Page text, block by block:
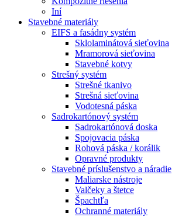
Iní
Stavebné materiály
EIFS a fasádny systém
Sklolaminátová sieťovina
Mramorová sieťovina
Stavebné kotvy
Strešný systém
Strešné tkanivo
Strešná sieťovina
Vodotesná páska
Sadrokartónový systém
Sadrokartónová doska
Spojovacia páska
Rohová páska / korálik
Opravné produkty
Stavebné príslušenstvo a náradie
Maliarske nástroje
Valčeky a štetce
Špachtľa
Ochranné materiály